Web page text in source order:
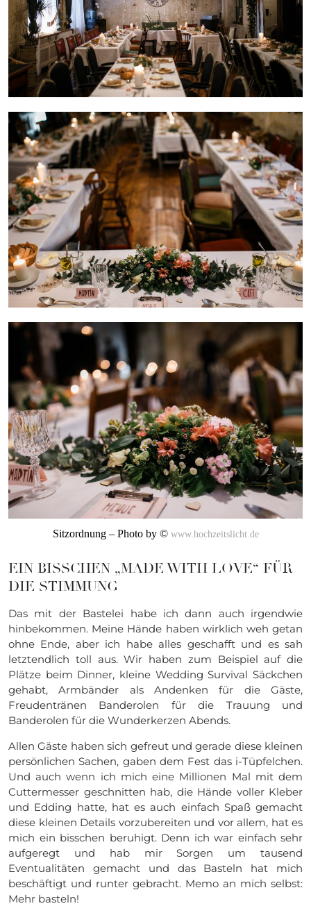
Sitzordnung – Photo by © www.hochzeitslicht.de
EIN BISSCHEN „MADE WITH LOVE“ FÜR
DIE STIMMUNG
Das mit der Bastelei habe ich dann auch irgendwie
hinbekommen. Meine Hände haben wirklich weh getan
ohne Ende, aber ich habe alles geschafft und es sah
letztendlich toll aus. Wir haben zum Beispiel auf die
Plätze beim Dinner, kleine Wedding Survival Säckchen
gehabt, Armbänder als Andenken für die Gäste,
Freudentränen Banderolen für die Trauung und
Banderolen für die Wunderkerzen Abends.
Allen Gäste haben sich gefreut und gerade diese kleinen
persönlichen Sachen, gaben dem Fest das i-Tüpfelchen.
Und auch wenn ich mich eine Millionen Mal mit dem
Cuttermesser geschnitten hab, die Hände voller Kleber
und Edding hatte, hat es auch einfach Spaß gemacht
diese kleinen Details vorzubereiten und vor allem, hat es
mich ein bisschen beruhigt. Denn ich war einfach sehr
aufgeregt und hab mir Sorgen um tausend
Eventualitäten gemacht und das Basteln hat mich
beschäftigt und runter gebracht. Memo an mich selbst:
Mehr basteln!